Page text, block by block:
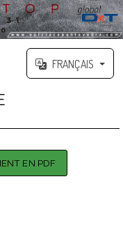
FRANÇAIS
EN PDF